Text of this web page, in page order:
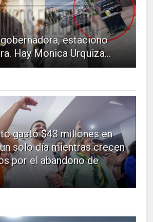
estaciono
Hay Monica Urquiza...
gastó $43 millones en
solo día mientras crecen
por el abandono de